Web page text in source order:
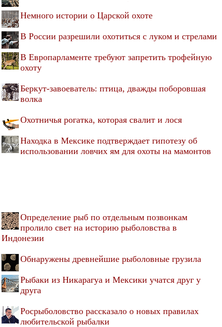
Немного истории о Царской охоте
В России разрешили охотиться с луком и стрелами
В Европарламенте требуют запретить трофейную
охоту
Беркут-завоеватель: птица, дважды поборовшая
волка
Охотничья рогатка, которая свалит и лося
Находка в Мексике подтверждает гипотезу об
использовании ловчих ям для охоты на мамонтов
Определение рыб по отдельным позвонкам
пролило свет на историю рыболовства в
Индонезии
Обнаружены древнейшие рыболовные грузила
Рыбаки из Никарагуа и Мексики учатся друг у
друга
Росрыболовство рассказало о новых правилах
любительской рыбалки